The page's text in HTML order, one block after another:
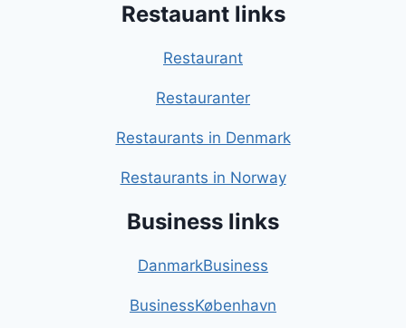
Restauant links
Restaurant
Restauranter
Restaurants in Denmark
Restaurants in Norway
Business links
DanmarkBusiness
BusinessKøbenhavn